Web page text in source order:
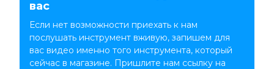
вас
Если нет возможности приехать к нам
послушать инструмент вживую, запишем для
вас видео именно того инструмента, который
сейчас в магазине. Пришлите нам ссылку на